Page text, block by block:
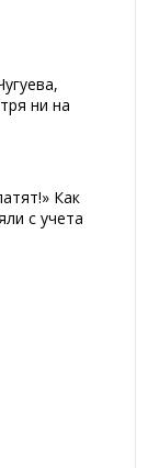
ни на
Как
с учета